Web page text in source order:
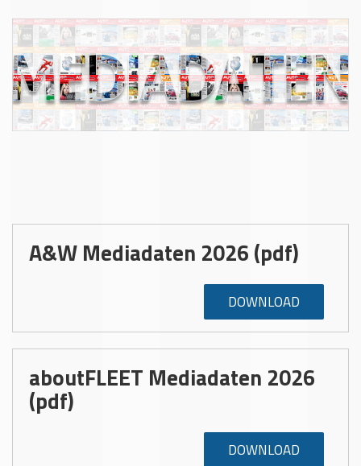
A&W Mediadaten 2026 (pdf)
DOWNLOAD
aboutFLEET Mediadaten 2026
(pdf)
DOWNLOAD